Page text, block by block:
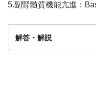
5.副腎髄質機能亢進：
解答・解説